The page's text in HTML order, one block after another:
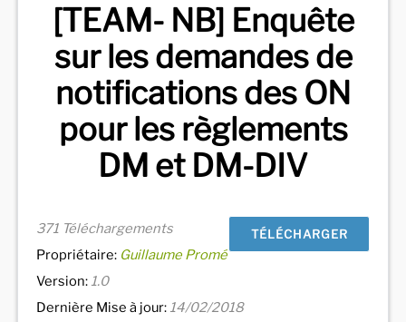
[TEAM- NB] Enquête
sur les demandes de
notifications des ON
pour les règlements
DM et DM-DIV
TÉLÉCHARGER
371 Téléchargements
Propriétaire: Guillaume Promé
Version: 1.0
Dernière Mise à jour: 14/02/2018